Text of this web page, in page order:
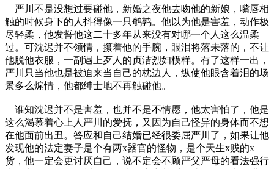
严川不是没想过要碰他，新婚之夜他去吻他的新娘，嘴唇相
触的时候身下的人抖得像一只鹌鹑。他以为他是害羞，动作极
尽轻柔，他发誓他这二十多年从来没有对哪一个人这么温柔
过。可沈迟并不领情，攥着他的手腕，眼泪将落未落的，不让
他脱他衣服，一副遇上歹人的贞洁烈妇模样。有了这样一出，
严川只当他也是被迫来当自己的枕边人，纵使他眼含着泪的场
景多么煽情，他都绅士地不再触碰他。
谁知沈迟并不是害羞，也并不是不情愿，他太害怕了，他是
这么渴慕着心上人严川的爱抚，又因为自己怪异的身体而不想
在他面前出丑。答应和自己结婚已经很委屈严川了，如果让他
发现他的法定妻子是个有两x器官的怪物，是个天生x贱的x
货，他一定会更讨厌自己，说不定会不顾严父严母的看法强行